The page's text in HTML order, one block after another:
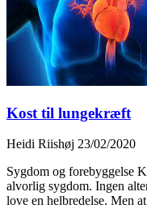
Kost til lungekræft
Heidi Riishøj 23/02/2020
Sygdom og forebyggelse
alvorlig sygdom. Ingen
love en helbredelse. Men